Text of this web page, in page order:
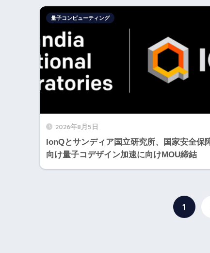
2026年8月5日
IonQとサンディア国立研究所、国家安全保
向け量子コデザイン加速に向けMOU締結
量子コンピューティング
1